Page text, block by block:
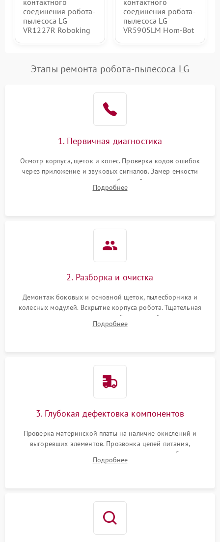
контактного
соединения робота-
пылесоса LG
VR1227R Roboking
контактного
соединения робота-
пылесоса LG
VR5905LM Hom-Bot
Этапы ремонта робота-пылесоса LG
1. Первичная диагностика
Осмотр корпуса, щеток и колес. Проверка кодов ошибок
через приложение и звуковых сигналов. Замер емкости
аккумулятора и тестирование базовой станции зарядки.
Оценка работы лидара, бампера и датчиков падения для
Подробнее
2. Разборка и очистка
Демонтаж боковых и основной щеток, пылесборника и
колесных модулей. Вскрытие корпуса робота. Тщательная
очистка внутренних полостей, шестерней и плат от
скопившейся пыли, волос и шерсти животных с
Подробнее
3. Глубокая дефектовка компонентов
Проверка материнской платы на наличие окислений и
выгоревших элементов. Прозвонка цепей питания,
тестирование приводных моторов колес и турбины
всасывания. Оценка состояния оптических и инфракрасных
Подробнее